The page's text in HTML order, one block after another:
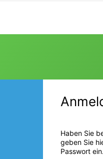
Haben Sie
geben Sie
Passwort ein.